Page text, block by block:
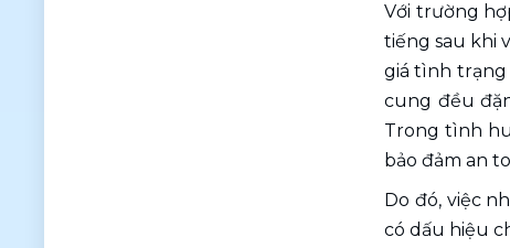
Với trường
tiếng sau khi
giá tình trạng
cung đều
Trong tình
bảo đảm an
Do đó, việc
có dấu hiệu